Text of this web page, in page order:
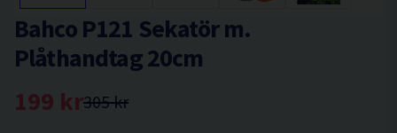
Bahco P121 Sekatör m.
Plåthandtag 20cm
305 kr
199 kr